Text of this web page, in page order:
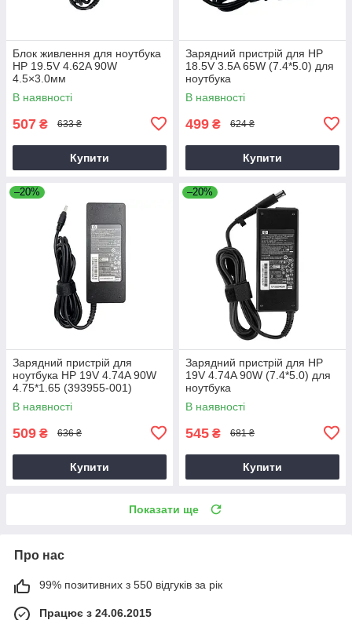
Блок живлення для ноутбука
HP 19.5V 4.62A 90W
4.5×3.0мм
В наявності
507 ₴ 633 ₴
Купити
Зарядний пристрій для HP
18.5V 3.5A 65W (7.4*5.0) для
ноутбука
В наявності
499 ₴ 624 ₴
Купити
–20%
Зарядний пристрій для
ноутбука HP 19V 4.74A 90W
4.75*1.65 (393955-001)
В наявності
509 ₴ 636 ₴
Купити
–20%
Зарядний пристрій для HP
19V 4.74A 90W (7.4*5.0) для
ноутбука
В наявності
545 ₴ 681 ₴
Купити
Показати ще
Про нас
99% позитивних з 550 відгуків за рік
Працює з 24.06.2015